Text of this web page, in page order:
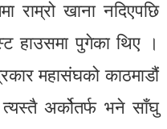
राम्रो खाना नदिएपछि
हाउसमा पुगेका थिए ।
महासंघको काठमाडौं
अर्कोतर्फ भने साँघु